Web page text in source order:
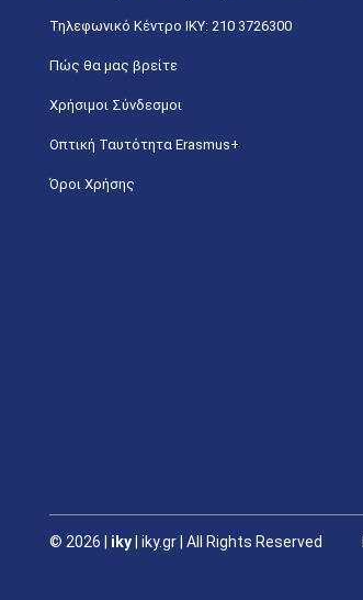
Τηλεφωνικό Κέντρο IKY: 210 3726300
Πώς θα μας βρείτε
Χρήσιμοι Σύνδεσμοι
Οπτική Ταυτότητα Erasmus+
Όροι Χρήσης
© 2026 | iky| iky.gr | All Rights Reserved